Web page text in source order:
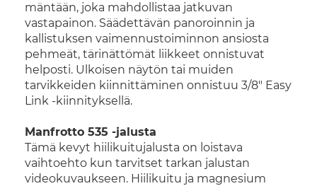
mäntään, joka mahdollistaa jatkuvan
vastapainon. Säädettävän panoroinnin ja
kallistuksen vaimennustoiminnon ansiosta
pehmeät, tärinättömät liikkeet onnistuvat
helposti. Ulkoisen näytön tai muiden
tarvikkeiden kiinnittäminen onnistuu 3/8" Easy
Link -kiinnityksellä.
Manfrotto 535 -jalusta
Tämä kevyt hiilikuitujalusta on loistava
vaihtoehto kun tarvitset tarkan jalustan
videokuvaukseen. Hiilikuitu ja magnesium